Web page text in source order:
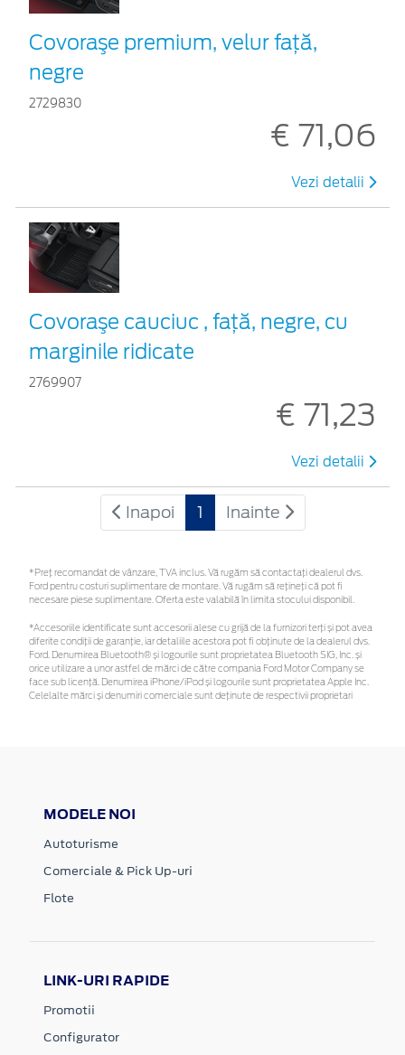
Covoraşe premium, velur faţă,
negre
2729830
€ 71,06
Vezi detalii
Covoraşe cauciuc , față, negre, cu
marginile ridicate
2769907
€ 71,23
Vezi detalii
Inapoi 1 Inainte
*Preţ recomandat de vânzare, TVA inclus. Vă rugăm să contactaţi dealerul dvs.
Ford pentru costuri suplimentare de montare. Vă rugăm să rețineți că pot fi
necesare piese suplimentare. Oferta este valabilă în limita stocului disponibil.
*Accesoriile identificate sunt accesorii alese cu grijă de la furnizori terți și pot avea
diferite condiții de garanție, iar detaliile acestora pot fi obținute de la dealerul dvs.
Ford. Denumirea Bluetooth® și logourile sunt proprietatea Bluetooth SIG, Inc. și
orice utilizare a unor astfel de mărci de către compania Ford Motor Company se
face sub licență. Denumirea iPhone/iPod și logourile sunt proprietatea Apple Inc.
Celelalte mărci și denumiri comerciale sunt deținute de respectivii proprietari
MODELE NOI
Autoturisme
Comerciale & Pick Up-uri
Flote
LINK-URI RAPIDE
Promotii
Configurator